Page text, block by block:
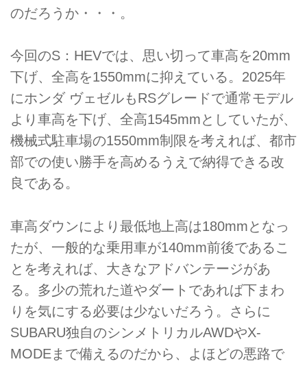
のだろうか・・・。
今回のS：HEVでは、思い切って車高を20mm
下げ、全高を1550mmに抑えている。2025年
にホンダ ヴェゼルもRSグレードで通常モデル
より車高を下げ、全高1545mmとしていたが、
機械式駐車場の1550mm制限を考えれば、都市
部での使い勝手を高めるうえで納得できる改
良である。
車高ダウンにより最低地上高は180mmとなっ
たが、一般的な乗用車が140mm前後であるこ
とを考えれば、大きなアドバンテージがあ
る。多少の荒れた道やダートであれば下まわ
りを気にする必要は少ないだろう。さらに
SUBARU独自のシンメトリカルAWDやX-
MODEまで備えるのだから、よほどの悪路で